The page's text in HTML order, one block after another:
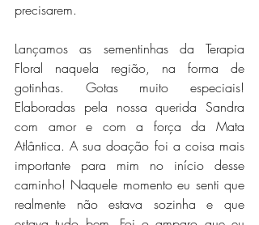
precisarem.
Lançamos as sementinhas da Terapia
Floral naquela região, na forma de
gotinhas. Gotas muito especiais!
Elaboradas pela nossa querida Sandra
com amor e com a força da Mata
Atlântica. A sua doação foi a coisa mais
importante para mim no início desse
caminho! Naquele momento eu senti que
realmente não estava sozinha e que